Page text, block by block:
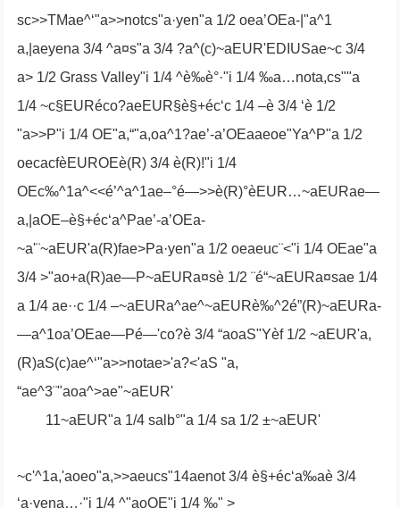
sc>>TMae^‘"a>>notcs"a·yen"a 1/2 oea’OEa-|"a^1
a,|aeyena 3/4 ^a¤s"a 3/4 ?a^(c)~aEUR'EDIUSae~c 3/4
a> 1/2 Grass Valley"i 1/4 ^è‰è°·"i 1/4 ‰a…nota,cs""a
1/4 ~c§EURéco?aeEUR§è§+éc‘c 1/4 –è 3/4 ‘è 1/2
"a>>P"i 1/4 OE"a,“"a,oa^1?ae’-a’OEaaeoe"Ya^P"a 1/2
oecacfèEUROEè(R) 3/4 è(R)!"i 1/4
OEc‰^1a^<<é’^a^1ae–°é—>>è(R)°èEUR…~aEURae—
a,|aOE–è§+éc‘a^Pae’-a’OEa-
~a'¨~aEUR'a(R)fae>Pa·yen"a 1/2 oeaeuc¨<"i 1/4 OEae"a
3/4 >"ao+a(R)ae—P~aEURa¤sè 1/2 ¨é“~aEURa¤sae 1/4
a 1/4 ae··c 1/4 –~aEURa^ae^~aEURè‰^2é”(R)~aEURa-
—a^1oa’OEae—Pé—'co?è 3/4 “aoaS"Yèf 1/2 ~aEUR'a,
(R)aS(c)ae^‘"a>>notae>'a?<'aS "a,
“ae^3¨"aoa^>ae"~aEUR'
11~aEUR"a 1/4 salb°"a 1/4 sa 1/2 ±~aEUR'
~c'^1a,'aoeo"a,>>aeucs"14aenot 3/4 è§+éc‘a‰aè 3/4
‘a·yena…·"i 1/4 ^"aoOE"i 1/4 ‰" >